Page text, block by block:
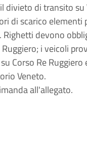
divieto di transito su
di scarico
Righetti devono
i veicoli
Corso Re
Veneto.
all'allegato.